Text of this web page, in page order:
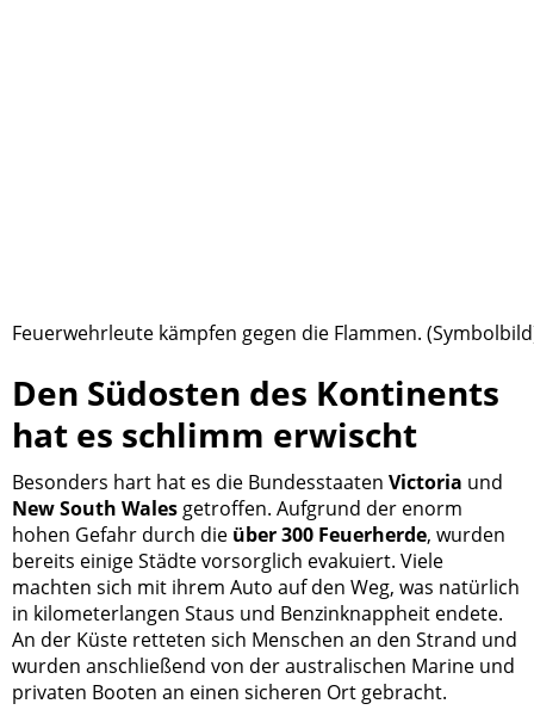
Feuerwehrleute kämpfen gegen die Flammen.
Den Südosten des Kontinents
hat es schlimm erwischt
Besonders hart hat es die Bundesstaaten Victoria und
New South Wales getroffen. Aufgrund der enorm
hohen Gefahr durch die über 300 Feuerherde, wurden
bereits einige Städte vorsorglich evakuiert. Viele
machten sich mit ihrem Auto auf den Weg, was natürlich
in kilometerlangen Staus und Benzinknappheit endete.
An der Küste retteten sich Menschen an den Strand und
wurden anschließend von der australischen Marine und
privaten Booten an einen sicheren Ort gebracht.